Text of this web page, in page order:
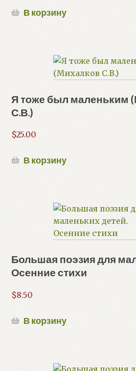
Новый Год!
Избранное
Больше
В корзину
Я тоже был маленьким
С.В.)
$25.00
В корзину
Большая поэзия для
Осенние стихи
$8.50
В корзину